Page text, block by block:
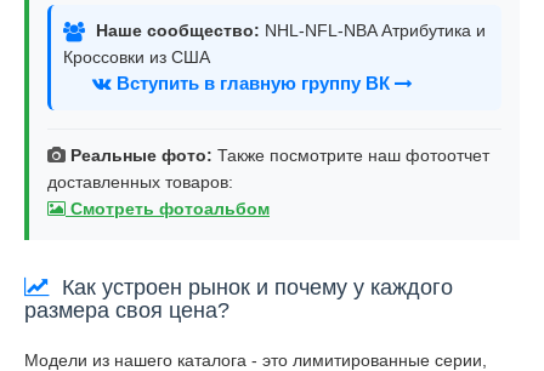
Наше сообщество: NHL-NFL-NBA Атрибутика и
Кроссовки из США
Вступить в главную группу ВК
Реальные фото: Также посмотрите наш фотоотчет
доставленных товаров:
Смотреть фотоальбом
Как устроен рынок и почему у каждого
размера своя цена?
Модели из нашего каталога - это лимитированные серии,